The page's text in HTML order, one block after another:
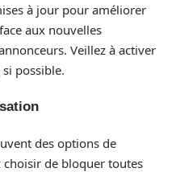
à jour pour améliorer
aux nouvelles
Veillez à activer
possible.
des options de
choisir de bloquer toutes